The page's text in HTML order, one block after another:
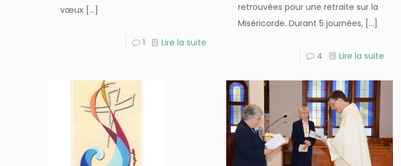
vœux […]
1 Lire la suite
retrouvées pour une retraite sur la
Miséricorde. Durant 5 journées,[…]
4 Lire la suite